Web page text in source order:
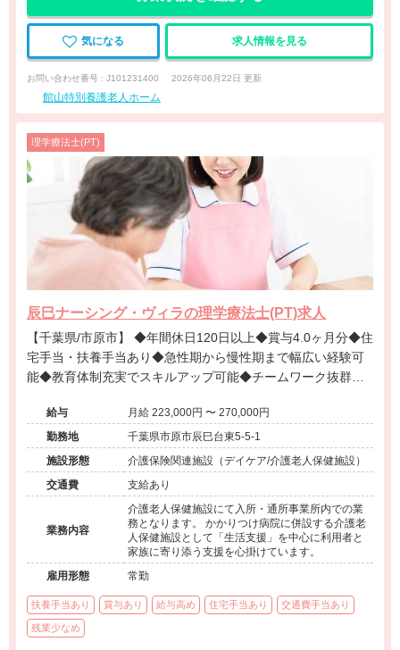
気になる 求人情報を見る
お問い合わせ番号 : J101231400 2026年06月22日 更新
館山特別養護老人ホーム
理学療法士(PT)
辰巳ナーシング・ヴィラの理学療法士(PT)求人
【千葉県/市原市】 ◆年間休日120日以上◆賞与4.0ヶ月分◆住
宅手当・扶養手当あり◆急性期から慢性期まで幅広い経験可
能◆教育体制充実でスキルアップ可能◆チームワーク抜群の
給与
月給 223,000円 〜 270,000円
勤務地
千葉県市原市辰巳台東5-5-1
施設形態
介護保険関連施設（デイケア/介護老人保健施設）
交通費
支給あり
業務内容
介護老人保健施設にて入所・通所事業所内での業
務となります。 かかりつけ病院に併設する介護老
人保健施設として「生活支援」を中心に利用者と
家族に寄り添う支援を心掛けています。
雇用形態
常勤
扶養手当あり 賞与あり 給与高め 住宅手当あり 交通費手当あり
残業少なめ